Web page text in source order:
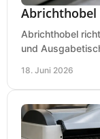
Abrichthobel
und
18. Juni 2026